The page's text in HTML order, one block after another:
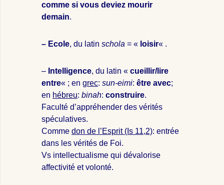
comme si vous deviez mourir
demain.
– Ecole, du latin schola = « loisir« .
– Intelligence, du latin « cueillir/lire
entre« ; en grec: sun-eimi: être avec;
en hébreu: binah: construire.
Faculté d’appréhender des vérités
spéculatives.
Comme don de l’Esprit (Is 11,2): entrée
dans les vérités de Foi.
Vs intellectualisme qui dévalorise
affectivité et volonté.